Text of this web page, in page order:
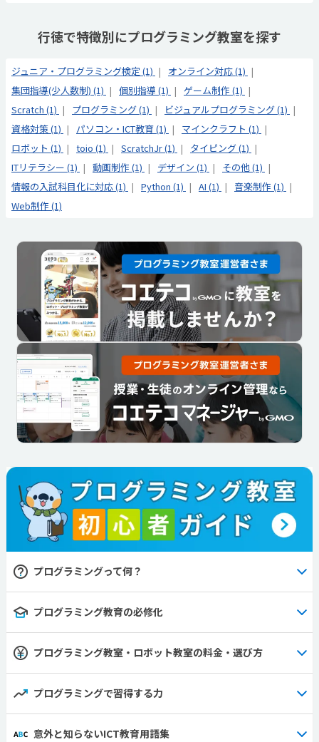
行徳で特徴別にプログラミング教室を探す
ジュニア・プログラミング検定 (1)
オンライン対応 (1)
集団指導(少人数制) (1)
個別指導 (1)
ゲーム制作 (1)
Scratch (1)
プログラミング (1)
ビジュアルプログラミング (1)
資格対策 (1)
パソコン・ICT教育 (1)
マインクラフト (1)
ロボット (1)
toio (1) ScratchJr (1)
タイピング (1)
ITリテラシー (1)
動画制作 (1) デザイン (1)
その他 (1)
情報の入試科目化に対応 (1)
Python (1) AI (1)
音楽制作 (1)
Web制作 (1)
プログラミングって何？
プログラミング教育の必修化
プログラミング教室・ロボット教室の料金・選び方
プログラミングで習得する力
意外と知らないICT教育用語集